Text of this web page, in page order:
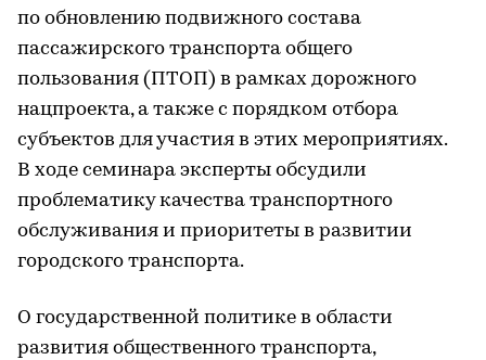
по обновлению подвижного состава
пассажирского транспорта общего
пользования (ПТОП) в рамках дорожного
нацпроекта, а также с порядком отбора
субъектов для участия в этих мероприятиях.
В ходе семинара эксперты обсудили
проблематику качества транспортного
обслуживания и приоритеты в развитии
городского транспорта.
О государственной политике в области
развития общественного транспорта,